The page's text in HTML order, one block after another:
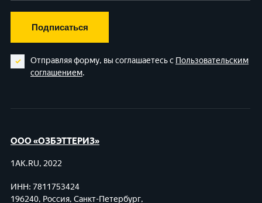
Подписаться
Отправляя форму, вы соглашаетесь с Пользовательским
соглашением.
ООО «ОЗБЭТТЕРИЗ»
1AK.RU, 2022
ИНН: 7811753424
196240, Россия, Санкт-Петербург,